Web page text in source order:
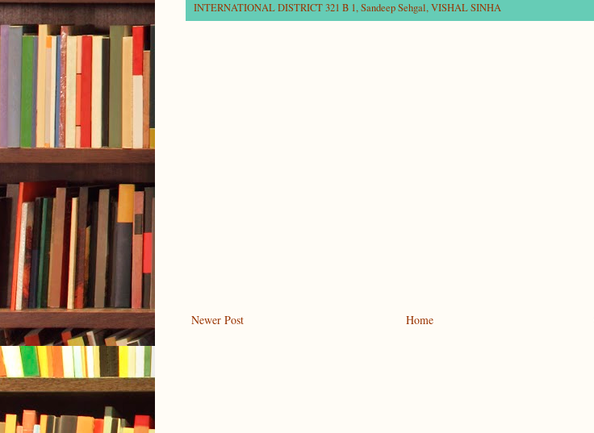
INTERNATIONAL DISTRICT 321 B 1,Sandeep Sehgal,VISHAL SINHA
Newer Post Home